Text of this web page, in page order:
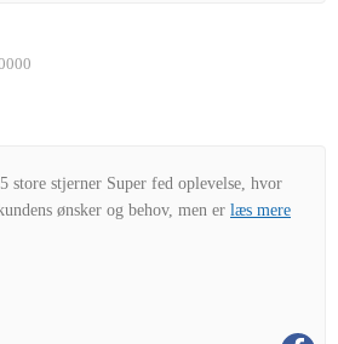
5 store stjerner Super fed oplevelse, hvor
ønsker og behov, men er læs mere